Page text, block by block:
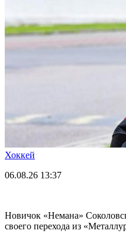
Хоккей
06.08.26 13:37
Новичок «Немана»
своего перехода из